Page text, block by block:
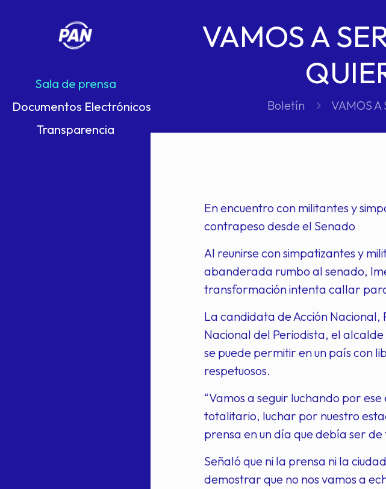
Sala de prensa
Documentos Electrónicos
Transparencia
VAMOS A
Boletín VAMOS A
En encuentro con militantes y
contrapeso desde el Senado
Al reunirse con simpatizantes y
abanderada rumbo al senado,
transformación intenta callar
La candidata de Acción
Nacional del Periodista, el
se puede permitir en un país con
respetuosos.
“Vamos a seguir luchando por
totalitario, luchar por nuestro
prensa en un día que debía ser
Señaló que ni la prensa ni la
demostrar que no nos vamos a